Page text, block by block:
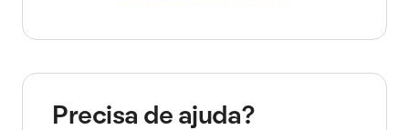
Precisa de ajuda?